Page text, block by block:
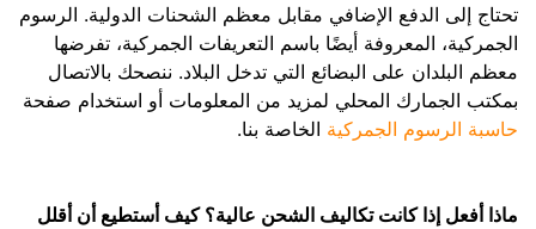
تحتاج إلى الدفع الإضافي مقابل معظم الشحنات الدولية. الرسوم
الجمركية، المعروفة أيضًا باسم التعريفات الجمركية، تفرضها
معظم البلدان على البضائع التي تدخل البلاد. ننصحك بالاتصال
بمكتب الجمارك المحلي لمزيد من المعلومات أو استخدام صفحة
حاسبة الرسوم الجمركية الخاصة بنا.
ماذا أفعل إذا كانت تكاليف الشحن عالية؟ كيف أستطيع أن أقلل